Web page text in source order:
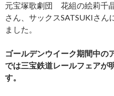
元宝塚歌劇団 花組の絵莉千
さん、サックスSATSUKIさ
ました。
ゴールデンウイーク期間中の
では三宝鉄道レールフェアが
す。